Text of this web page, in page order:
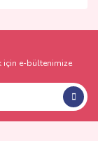
için e-bültenimize